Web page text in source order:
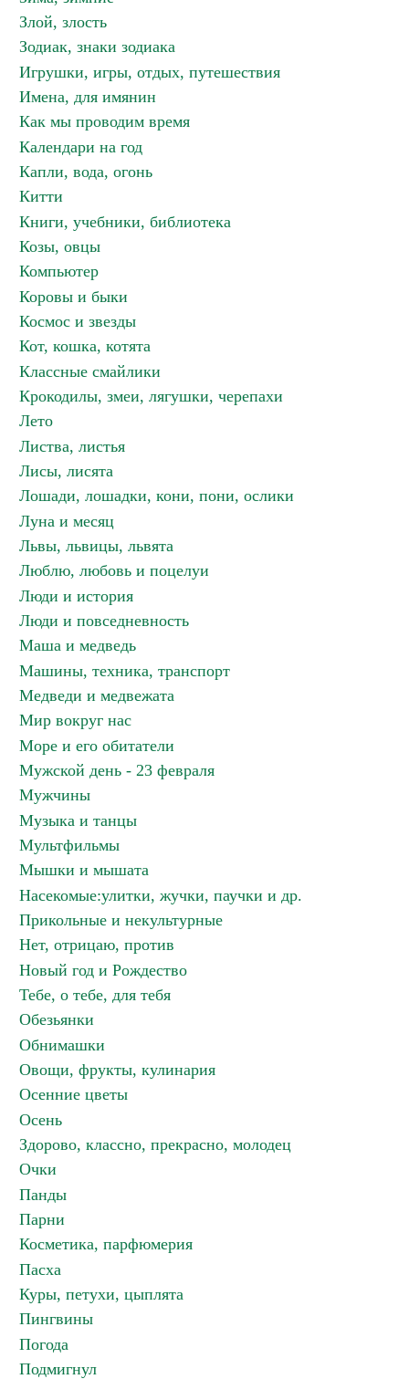
Злой, злость
Зодиак, знаки зодиака
Игрушки, игры, отдых, путешествия
Имена, для имянин
Как мы проводим время
Календари на год
Капли, вода, огонь
Китти
Книги, учебники, библиотека
Козы, овцы
Компьютер
Коровы и быки
Космос и звезды
Кот, кошка, котята
Классные смайлики
Крокодилы, змеи, лягушки, черепахи
Лето
Листва, листья
Лисы, лисята
Лошади, лошадки, кони, пони, ослики
Луна и месяц
Львы, львицы, львята
Люблю, любовь и поцелуи
Люди и история
Люди и повседневность
Маша и медведь
Машины, техника, транспорт
Медведи и медвежата
Мир вокруг нас
Море и его обитатели
Мужской день - 23 февраля
Мужчины
Музыка и танцы
Мультфильмы
Мышки и мышата
Насекомые:улитки, жучки, паучки и др.
Прикольные и некультурные
Нет, отрицаю, против
Новый год и Рождество
Тебе, о тебе, для тебя
Обезьянки
Обнимашки
Овощи, фрукты, кулинария
Осенние цветы
Осень
Здорово, классно, прекрасно, молодец
Очки
Панды
Парни
Косметика, парфюмерия
Пасха
Куры, петухи, цыплята
Пингвины
Погода
Подмигнул